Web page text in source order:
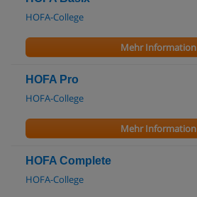
HOFA-College
Mehr Information
HOFA Pro
HOFA-College
Mehr Information
HOFA Complete
HOFA-College